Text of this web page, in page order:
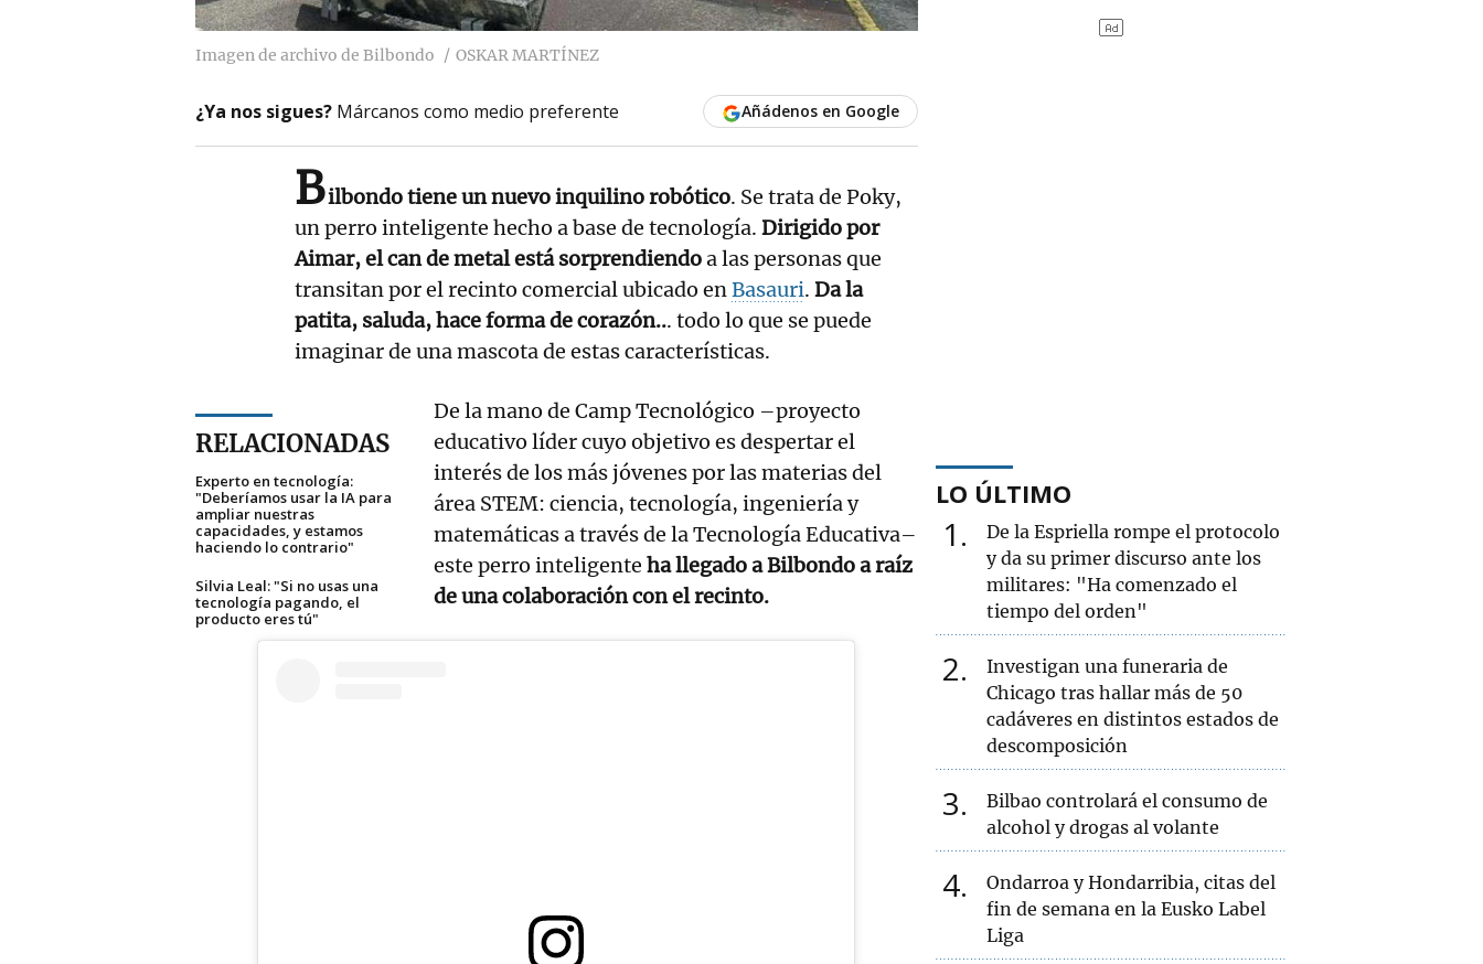
Imagen de archivo de Bilbondo OSKAR MARTÍNEZ
¿Ya nos sigues? Márcanos como medio preferente Añádenos en Google
Bilbondo tiene un nuevo inquilino robótico. Se trata de Poky,
un perro inteligente hecho a base de tecnología. Dirigido por
Aimar, el can de metal está sorprendiendoa las personas que
transitan por el recinto comercial ubicado enBasauri. Da la
patita, saluda, hace forma de corazón... todo lo que se puede
imaginar de una mascota de estas características.
RELACIONADAS
Experto en tecnología:
"Deberíamos usar la IA para
ampliar nuestras
capacidades, y estamos
haciendo lo contrario"
Silvia Leal: "Si no usas una
tecnología pagando, el
producto eres tú"
De la mano de Camp Tecnológico –proyecto
educativo líder cuyo objetivo es despertar el
interés de los más jóvenes por las materias del
área STEM: ciencia, tecnología, ingeniería y
matemáticas a través de la Tecnología Educativa–
este perro inteligenteha llegado a Bilbondo a raíz
de una colaboración con el recinto.
LO ÚLTIMO
1
De la Espriella rompe el protocolo
y da su primer discurso ante los
militares: "Ha comenzado el
tiempo del orden"
2
Investigan una funeraria de
Chicago tras hallar más de 50
cadáveres en distintos estados de
descomposición
3
Bilbao controlará el consumo de
alcohol y drogas al volante
4
Ondarroa y Hondarribia, citas del
fin de semana en la Eusko Label
Liga